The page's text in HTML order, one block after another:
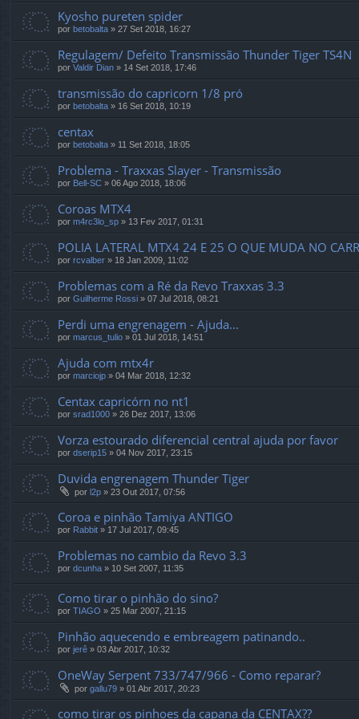
Kyosho pureten spider
por betobalta » 27 Set 2018, 16:27
Regulagem/ Defeito Transmissão Thunder Tiger TS4N
por Valdir Dian » 14 Set 2018, 17:46
transmissão do capricorn 1/8 pró
por betobalta » 16 Set 2018, 10:19
centax
por betobalta » 11 Set 2018, 18:05
Problema - Traxxas Slayer - Transmissão
por Bell-SC » 06 Ago 2018, 18:06
Coroas MTX4
por m4rc3lo_sp » 13 Fev 2017, 01:31
POLIA LATERAL MTX4 24 E 25 O QUE MUDA NO
por rcvalber » 18 Jan 2009, 11:02
Problemas com a Ré da Revo Traxxas 3.3
por Guilherme Rossi » 07 Jul 2018, 08:21
Perdi uma engrenagem - Ajuda...
por marcus_tulio » 01 Jul 2018, 14:51
Ajuda com mtx4r
por marciojp » 04 Mar 2018, 12:32
Centax capricórn no nt1
por srad1000 » 26 Dez 2017, 13:06
Vorza estourado diferencial central ajuda por favor
por dserip15 » 04 Nov 2017, 23:15
Duvida engrenagem Thunder Tiger
por l2p » 23 Out 2017, 07:56
Coroa e pinhão Tamiya ANTIGO
por Rabbit » 17 Jul 2017, 09:45
Problemas no cambio da Revo 3.3
por dcunha » 10 Set 2007, 11:35
Como tirar o pinhão do sino?
por TIAGO » 25 Mar 2007, 21:15
Pinhão aquecendo e embreagem patinando..
por jerê » 03 Abr 2017, 10:32
OneWay Serpent 733/747/966 - Como reparar?
por gallu79 » 01 Abr 2017, 20:23
como tirar os pinhoes da capana da CENTAX??